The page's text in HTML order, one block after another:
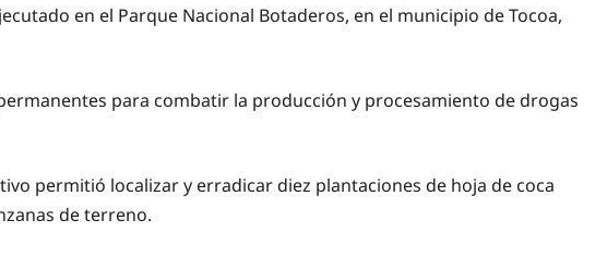
en el Parque Nacional Botaderos, en el municipio de Tocoa,
para combatir la producción y procesamiento de drogas
permitió localizar y erradicar diez plantaciones de hoja de coca
de terreno.